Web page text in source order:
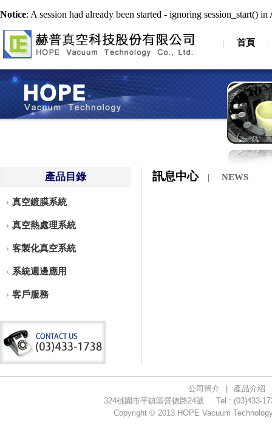
Notice: A session had already been started - ignoring session_start() in
| 首頁 |
產品目錄
真空鍍膜系統
真空熱處理系統
客製化真空系統
系統週邊應用
客戶服務
訊息中心 | NEWS
公司簡介 產品介紹
324桃園市平鎮區營德路24號
Tel : (03)433-
Copyright © 2013 HOPE Vacuum